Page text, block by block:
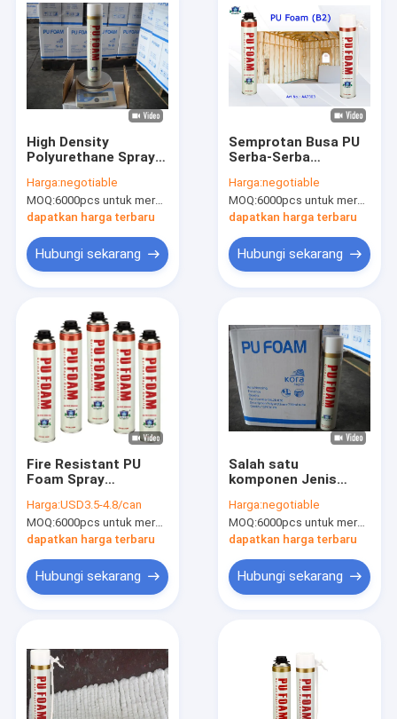
Produk
Tentang Kami
Tur Pabrik
Cat Semprot Kain
Graffiti Cat Semprot
cat semprot akrilik
Pelumas Industri
High Density
Polyurethane Spray
Foam Insulation
Spray Can
Harga:negotiable
MOQ:6000pcs untuk merek Aristo, 15000pcs untuk pelanggan merek
dapatkan harga terbaru
Hubungi sekarang
Semprotan Busa PU
Serba-Serba
Multi Purpose Foam
Spray Can
Harga:negotiable
MOQ:6000pcs untuk merek Aristo, 15000pcs untuk pelanggan merek
dapatkan harga terbaru
Hubungi sekarang
Fire Resistant PU
Foam Spray
purpose Aristo
Polyurethane Foam
Harga:USD3.5-4.8/can
MOQ:6000pcs untuk merek Aristo, 15000pcs untuk pelanggan merek
dapatkan harga terbaru
Hubungi sekarang
Salah satu
komponen Jenis
Foam Spray /
Polyurethane Foam
Gun / Straw Type
Harga:negotiable
MOQ:6000pcs untuk merek Aristo, 15000pcs untuk pelanggan merek
dapatkan harga terbaru
Hubungi sekarang